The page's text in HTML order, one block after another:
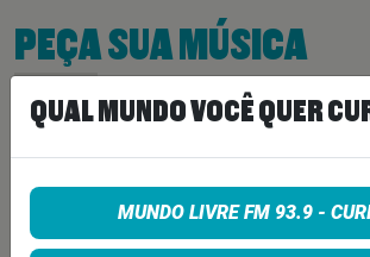
PEÇA SUA MÚSICA
Quer sugerir uma música para rolar
QUAL MUNDO VOCÊ QUER
MUNDO LIVRE FM 93.9 -